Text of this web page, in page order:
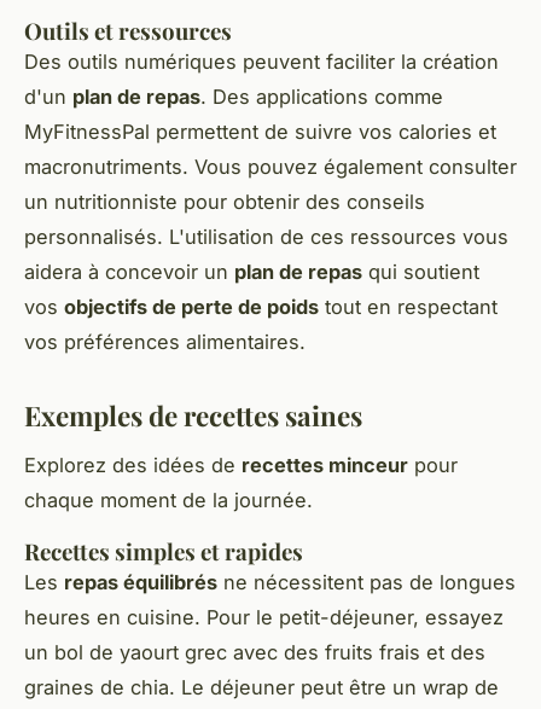
Outils et ressources
Des outils numériques peuvent faciliter la création
d'un plan de repas. Des applications comme
MyFitnessPal permettent de suivre vos calories et
macronutriments. Vous pouvez également consulter
un nutritionniste pour obtenir des conseils
personnalisés. L'utilisation de ces ressources vous
aidera à concevoir un plan de repas qui soutient
vos objectifs de perte de poids tout en respectant
vos préférences alimentaires.
Exemples de recettes saines
Explorez des idées de recettes minceur pour
chaque moment de la journée.
Recettes simples et rapides
Les repas équilibrés ne nécessitent pas de longues
heures en cuisine. Pour le petit-déjeuner, essayez
un bol de yaourt grec avec des fruits frais et des
graines de chia. Le déjeuner peut être un wrap de